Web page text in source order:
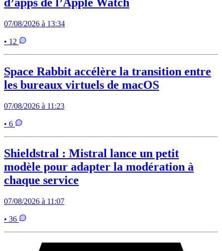
07/08/2026 à 13:34
• 12
Space Rabbit accélère la transition entre
les bureaux virtuels de macOS
07/08/2026 à 11:23
• 6
Shieldstral : Mistral lance un petit
modèle pour adapter la modération à
chaque service
07/08/2026 à 11:07
• 36